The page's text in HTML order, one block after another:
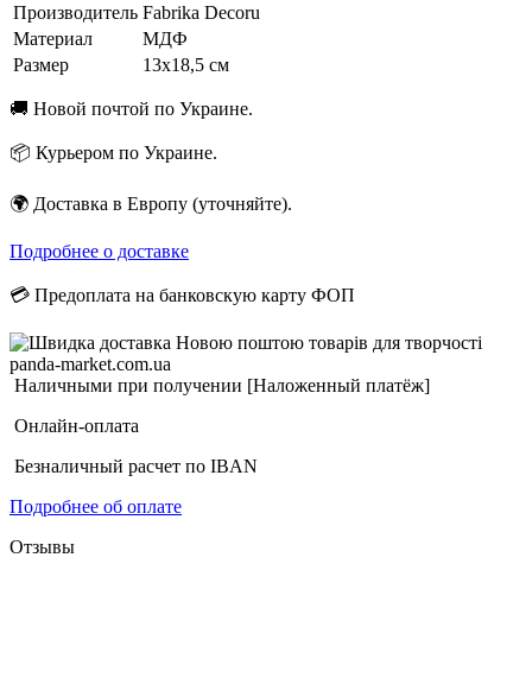
Производитель Fabrika Decoru
Материал
МДФ
Размер
13х18,5 см
🚚 Новой почтой по Украине.
📦 Курьером по Украине.
🌍 Доставка в Европу (уточняйте).
Подробнее о доставке
💳 Предоплата на банковскую карту ФОП
Наличными при получении [Наложенный платёж]
Онлайн-оплата
Безналичный расчет по IBAN
Подробнее об оплате
Отзывы